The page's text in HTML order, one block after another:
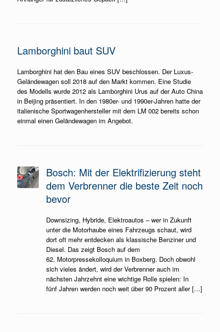
Lamborghini baut SUV
Lamborghini hat den Bau eines SUV beschlossen. Der Luxus-
Geländewagen soll 2018 auf den Markt kommen. Eine Studie
des Modells wurde 2012 als Lamborghini Urus auf der Auto China
in Beijing präsentiert. In den 1980er- und 1990er-Jahren hatte der
italienische Sportwagenhersteller mit dem LM 002 bereits schon
einmal einen Geländewagen im Angebot.
Bosch: Mit der Elektrifizierung steht
dem Verbrenner die beste Zeit noch
bevor
Downsizing, Hybride, Elektroautos – wer in Zukunft
unter die Motorhaube eines Fahrzeugs schaut, wird
dort oft mehr entdecken als klassische Benziner und
Diesel. Das zeigt Bosch auf dem
62. Motorpressekolloquium in Boxberg. Doch obwohl
sich vieles ändert, wird der Verbrenner auch im
nächsten Jahrzehnt eine wichtige Rolle spielen: In
fünf Jahren werden noch weit über 90 Prozent aller […]